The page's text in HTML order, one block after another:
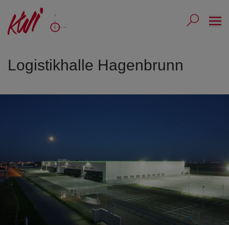
Submit
Logistikhalle Hagenbrunn